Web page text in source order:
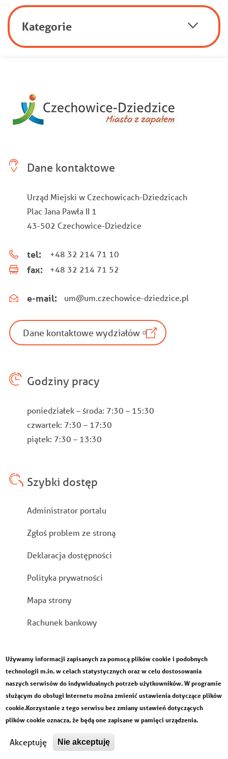
Kategorie
Dane kontaktowe
Urząd Miejski w Czechowicach-Dziedzicach
Plac Jana Pawła II 1
43-502 Czechowice-Dziedzice
tel: +48 32 214 71 10
fax: +48 32 214 71 52
e-mail: um@um.czechowice-dziedzice.pl
Dane kontaktowe wydziałów
Godziny pracy
poniedziałek – środa: 7:30 – 15:30
czwartek: 7:30 – 17:30
piątek: 7:30 – 13:30
Szybki dostęp
Stopka
Administrator portalu
Zgłoś problem ze stroną
Deklaracja dostępności
Polityka prywatności
Mapa strony
Rachunek bankowy
Designed by Developed by
Używamy informacji zapisanych za pomocą plików cookie i podobnych
technologii m.in. w celach statystycznych oraz w celu dostosowania
naszych serwisów do indywidualnych potrzeb użytkowników. W programie
służącym do obsługi Internetu można zmienić ustawienia dotyczące plików
cookie.Korzystanie z tego serwisu bez zmiany ustawień dotyczących
plików cookie oznacza, że będą one zapisane w pamięci urządzenia.
Akceptuję Nie akceptuję